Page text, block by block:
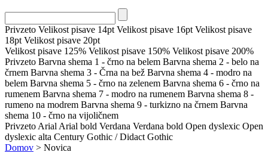
Privzeto Velikost pisave 14pt Velikost pisave 16pt Velikost pisave
18pt Velikost pisave 20pt
Velikost pisave 125% Velikost pisave 150% Velikost pisave 200%
Privzeto Barvna shema 1 - črno na belem Barvna shema 2 - belo na
črnem Barvna shema 3 - Črna na bež Barvna shema 4 - modro na
belem Barvna shema 5 - črno na zelenem Barvna shema 6 - črno na
rumenem Barvna shema 7 - modro na rumenem Barvna shema 8 -
rumeno na modrem Barvna shema 9 - turkizno na črnem Barvna
shema 10 - črno na vijoličnem
Privzeto Arial Arial bold Verdana Verdana bold Open dyslexic Open
dyslexic alta Century Gothic / Didact Gothic
Domov > Novica